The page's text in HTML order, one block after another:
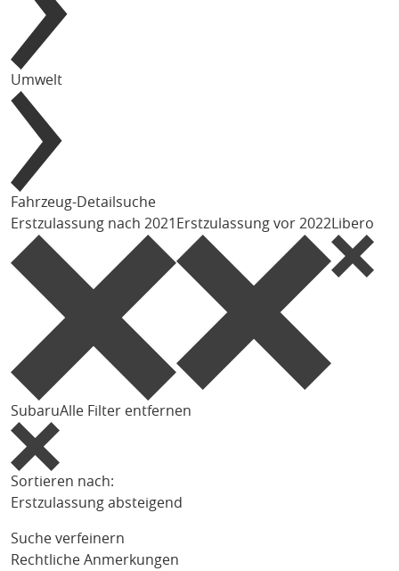
Umwelt
Fahrzeug-Detailsuche
Erstzulassung nach 2021 Erstzulassung vor 2022Libero
SubaruAlle Filter entfernen
Sortieren nach:
Erstzulassung absteigend
Suche verfeinern
Rechtliche Anmerkungen